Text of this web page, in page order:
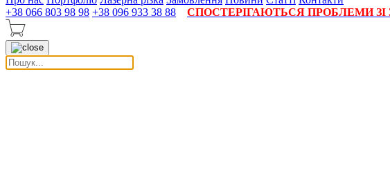
+38 066 803 98 98 +38 096 933 38 88 СПОСТЕРІГАЮТЬСЯ ПРОБЛЕМИ